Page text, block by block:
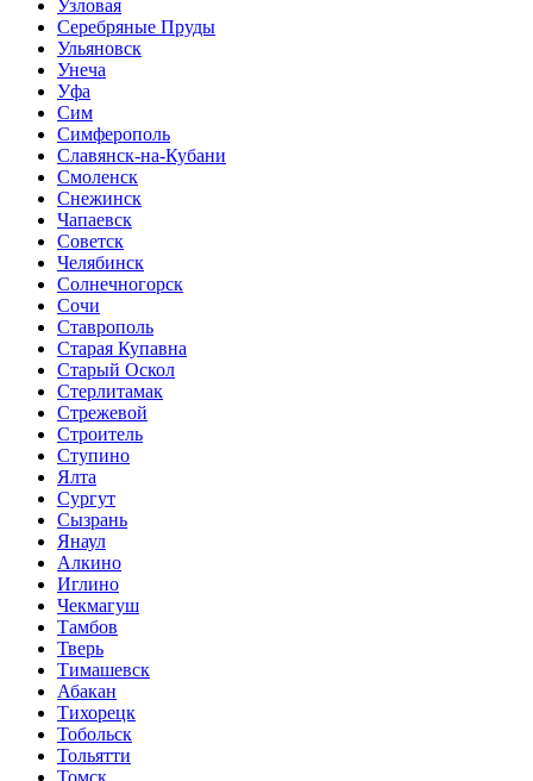
Узловая
Серебряные Пруды
Ульяновск
Унеча
Уфа
Сим
Симферополь
Славянск-на-Кубани
Смоленск
Снежинск
Чапаевск
Советск
Челябинск
Солнечногорск
Сочи
Ставрополь
Старая Купавна
Старый Оскол
Стерлитамак
Стрежевой
Строитель
Ступино
Ялта
Сургут
Сызрань
Янаул
Алкино
Иглино
Чекмагуш
Тамбов
Тверь
Тимашевск
Абакан
Тихорецк
Тобольск
Тольятти
Томск